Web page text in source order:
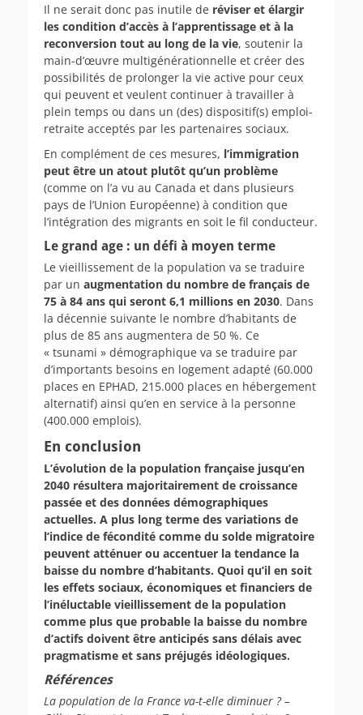
Il ne serait donc pas inutile de réviser et élargir
les condition d’accès à l’apprentissage et à la
reconversion tout au long de la vie, soutenir la
main-d’œuvre multigénérationnelle et créer des
possibilités de prolonger la vie active pour ceux
qui peuvent et veulent continuer à travailler à
plein temps ou dans un (des) dispositif(s) emploi-
retraite acceptés par les partenaires sociaux.
En complément de ces mesures, l’immigration
peut être un atout plutôt qu’un problème
(comme on l’a vu au Canada et dans plusieurs
pays de l’Union Européenne) à condition que
l’intégration des migrants en soit le fil conducteur.
Le grand age : un défi à moyen terme
Le vieillissement de la population va se traduire
par un augmentation du nombre de français de
75 à 84 ans qui seront 6,1 millions en 2030. Dans
la décennie suivante le nombre d’habitants de
plus de 85 ans augmentera de 50 %. Ce
« tsunami » démographique va se traduire par
d’importants besoins en logement adapté (60.000
places en EPHAD, 215.000 places en hébergement
alternatif) ainsi qu’en en service à la personne
(400.000 emplois).
En conclusion
L’évolution de la population française jusqu’en
2040 résultera majoritairement de croissance
passée et des données démographiques
actuelles. A plus long terme des variations de
l’indice de fécondité comme du solde migratoire
peuvent atténuer ou accentuer la tendance la
baisse du nombre d’habitants. Quoi qu’il en soit
les effets sociaux, économiques et financiers de
l’inéluctable vieillissement de la population
comme plus que probable la baisse du nombre
d’actifs doivent être anticipés sans délais avec
pragmatisme et sans préjugés idéologiques.
Références
La population de la France va-t-elle diminuer ? –